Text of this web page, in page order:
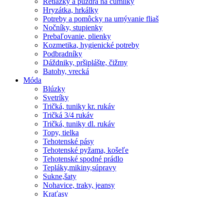
Hryzátka, hrkálky
Potreby a pomôcky na umývanie fliaš
Nočníky, stupienky
Prebaľovanie, plienky
Kozmetika, hygienické potreby
Podbradníky
Dáždniky, pršiplášte, čižmy
Batohy, vrecká
Móda
Blúzky
Svetríky
Tričká, tuniky kr. rukáv
Tričká 3/4 rukáv
Tričká, tuniky dl. rukáv
Topy, tielka
Tehotenské pásy
Tehotenské pyžama, košeľe
Tehotenské spodné prádlo
Tepláky,mikiny,súpravy
Sukne,šaty
Nohavice, traky, jeansy
Kraťasy